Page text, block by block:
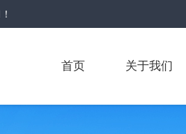
！
首页 关于我们